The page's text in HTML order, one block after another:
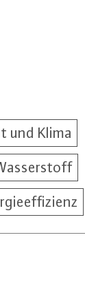
und Klima